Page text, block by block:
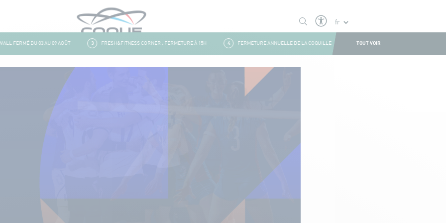
FERMÉ DU 03 AU 09 AOÛT 3 FRESH&FITNESS CORNER : FERMETURE À 15H 4 FERMETURE ANNUELLE DE LA COQUILLE FERMETURE ESTIVALE
TOUT VOIR